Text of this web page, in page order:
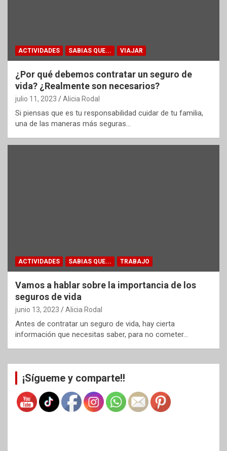
ACTIVIDADES SABIAS QUE... VIAJAR
¿Por qué debemos contratar un seguro de
vida? ¿Realmente son necesarios?
julio 11, 2023 Alicia Rodal
Si piensas que es tu responsabilidad cuidar de tu familia,
una de las maneras más seguras…
ACTIVIDADES SABIAS QUE... TRABAJO
Vamos a hablar sobre la importancia de los
seguros de vida
junio 13, 2023 Alicia Rodal
Antes de contratar un seguro de vida, hay cierta
información que necesitas saber, para no cometer…
¡Sígueme y comparte!!